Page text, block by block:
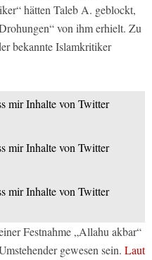
hätten Taleb A. geblockt,
von ihm erhielt. Zu
bekannte Islamkritiker
mir Inhalte von Twitter
mir Inhalte von Twitter
mir Inhalte von Twitter
Festnahme „Allahu akbar“
gewesen sein. Laut